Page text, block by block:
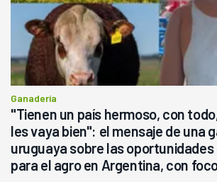
Ganadería
"Tienen un país hermoso, con
les vaya bien": el mensaje de una
uruguaya sobre las oportunidades
para el agro en Argentina, con